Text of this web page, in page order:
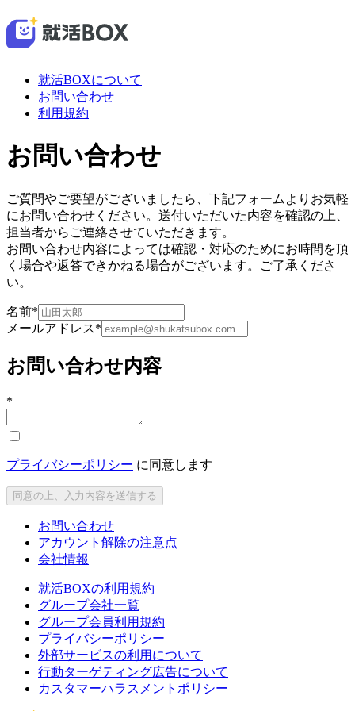
就活BOXについて
お問い合わせ
利用規約
お問い合わせ
ご質問やご要望がございましたら、下記フォームよりお気軽
にお問い合わせください。送付いただいた内容を確認の上、
担当者からご連絡させていただきます。
お問い合わせ内容によっては確認・対応のためにお時間を頂
く場合や返答できかねる場合がございます。ご了承くださ
い。
名前*
メールアドレス*
お問い合わせ内容
*
プライバシーポリシー に同意します
同意の上、入力内容を送信する
お問い合わせ
アカウント解除の注意点
会社情報
就活BOXの利用規約
グループ会社一覧
グループ会員利用規約
プライバシーポリシー
外部サービスの利用について
行動ターゲティング広告について
カスタマーハラスメントポリシー